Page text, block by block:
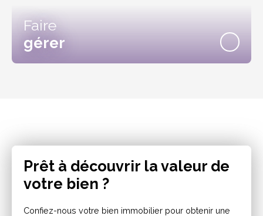
Faire
gérer
Prêt à découvrir la valeur de
votre bien ?
Confiez-nous votre bien immobilier pour obtenir une